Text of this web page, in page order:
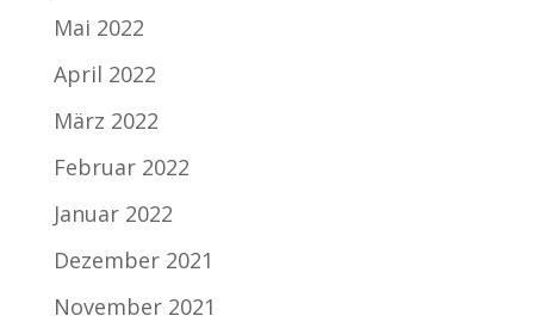
Mai 2022
April 2022
März 2022
Februar 2022
Januar 2022
Dezember 2021
November 2021